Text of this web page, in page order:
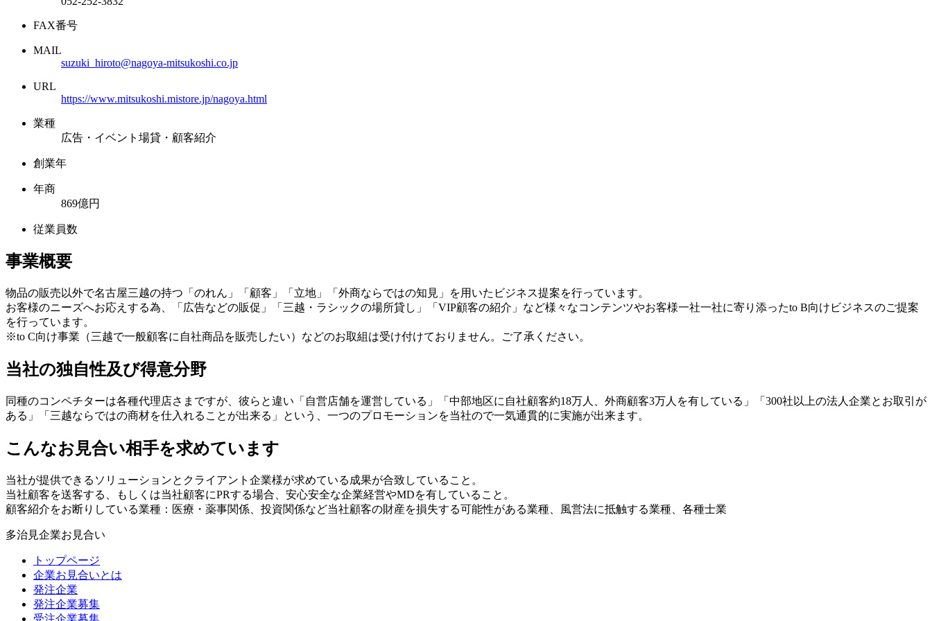
FAX番号
MAIL
suzuki_hiroto@nagoya-mitsukoshi.co.jp
URL
https://www.mitsukoshi.mistore.jp/nagoya.html
業種
広告・イベント場貸・顧客紹介
創業年
年商
869億円
従業員数
事業概要
物品の販売以外で名古屋三越の持つ「のれん」「顧客」「立地」「外商ならではの知見」を用いたビジネス提案を行っています。
お客様のニーズへお応えする為、「広告などの販促」「三越・ラシックの場所貸し」「VIP顧客の紹介」など様々なコンテンツやお客様一社一社に寄り添ったto B向けビジネスのご提案
を行っています。
※to C向け事業（三越で一般顧客に自社商品を販売したい）などのお取組は受け付けておりません。ご了承ください。
当社の独自性及び得意分野
同種のコンペチターは各種代理店さまですが、彼らと違い「自営店舗を運営している」「中部地区に自社顧客約18万人、外商顧客3万人を有している」「300社以上の法人企業とお取引が
ある」「三越ならではの商材を仕入れることが出来る」という、一つのプロモーションを当社ので一気通貫的に実施が出来ます。
こんなお見合い相手を求めています
当社が提供できるソリューションとクライアント企業様が求めている成果が合致していること。
当社顧客を送客する、もしくは当社顧客にPRする場合、安心安全な企業経営やMDを有していること。
顧客紹介をお断りしている業種：医療・薬事関係、投資関係など当社顧客の財産を損失する可能性がある業種、風営法に抵触する業種、各種士業
多治見企業お見合い
トップページ
企業お見合いとは
発注企業
発注企業募集
受注企業募集